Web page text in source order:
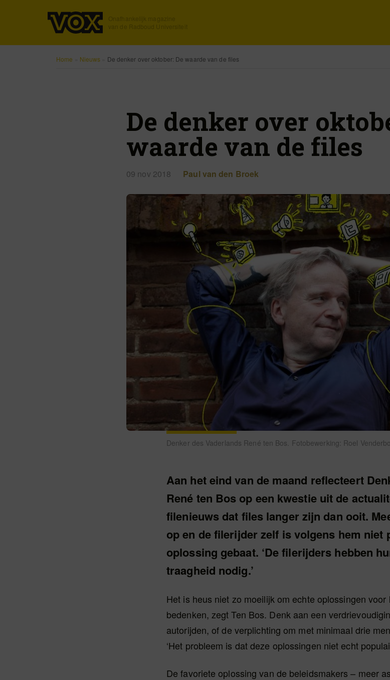
Home Nieuws De denker over oktober: De waarde van de files
De denker over
waarde van de files
09 nov 2018 Paul van den Broek
Denker des Vaderlands René ten Bos. Fotobewerking: Roel
Aan het eind van de maand reflecteert
René ten Bos op een kwestie uit de
filenieuws dat files langer zijn dan ooit.
op en de filerijder zelf is volgens hem niet
oplossing gebaat. ‘De filerijders hebben
traagheid nodig.’
Het is heus niet zo moeilijk om echte oplossingen voor
bedenken, zegt Ten Bos. Denk aan een
autorijden, of de verplichting om met minimaal drie
‘Het probleem is dat deze oplossingen niet echt
De favoriete oplossing van de beleidsmakers – meer